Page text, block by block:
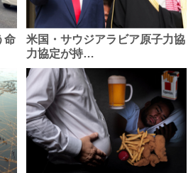
命
米国・サウジアラビア原子力協
力協定が持…